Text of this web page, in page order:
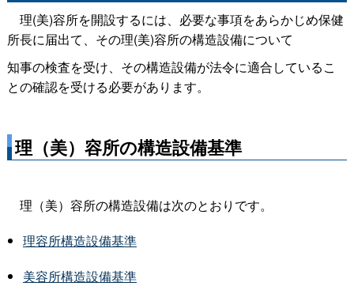
理(美)容所を開設するには、必要な事項をあらかじめ保健
所長に届出て、その理(美)容所の構造設備について
知事の検査を受け、その構造設備が法令に適合しているこ
との確認を受ける必要があります。
理（美）容所の構造設備基準
理（美）容所の構造設備は次のとおりです。
理容所構造設備基準
美容所構造設備基準